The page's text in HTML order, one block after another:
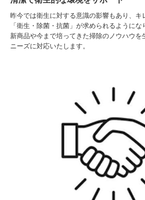
昨今では衛生に対する意識の影響もあり、キ
「衛生・除菌・抗菌」が求められるようにな
新商品や今まで培ってきた掃除のノウハウを
ニーズに対応いたします。